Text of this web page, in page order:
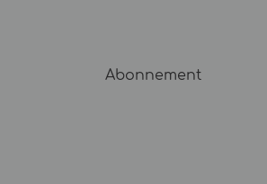
Abonnement